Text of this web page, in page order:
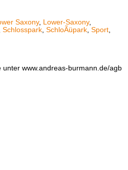
Saxony, Lower-Saxony,
Schlosspark SchloÃüpark Sport
www.andreas-burmann.de/agb